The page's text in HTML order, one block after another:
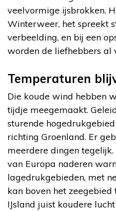
veelvormige ijsbrokken.
Winterweer, het spreekt
verbeelding, en bij een
worden de liefhebbers al
Temperaturen
Die koude wind hebben
tijdje meegemaakt.
sturende
richting Groenland. Er
meerdere dingen
van Europa naderen
lagedrukgebieden, met
kan boven het
IJsland juist koudere